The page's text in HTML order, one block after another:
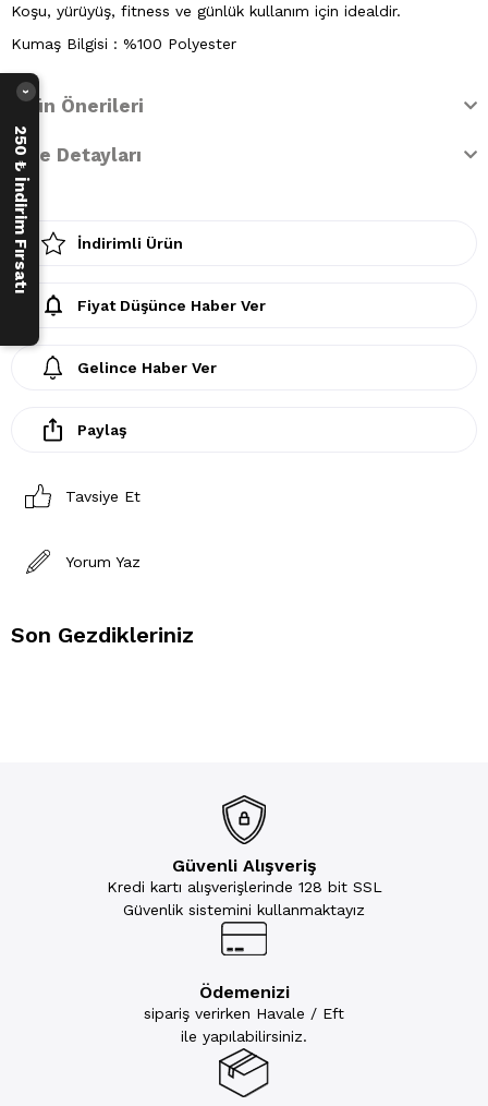
Koşu, yürüyüş, fitness ve günlük kullanım için idealdir.
Kumaş Bilgisi : %100 Polyester
Ürün Önerileri
İade Detayları
İndirimli Ürün
Fiyat Düşünce Haber Ver
Gelince Haber Ver
Paylaş
Tavsiye Et
Yorum Yaz
Son Gezdikleriniz
Güvenli Alışveriş
Kredi kartı alışverişlerinde 128 bit SSL
Güvenlik sistemini kullanmaktayız
Ödemenizi
sipariş verirken Havale / Eft
ile yapılabilirsiniz.
250 ₺ İndirim Fırsatı
›